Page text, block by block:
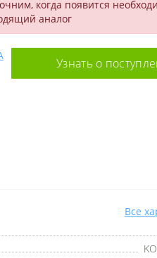
когда появится
аналог
Узнать о
Все